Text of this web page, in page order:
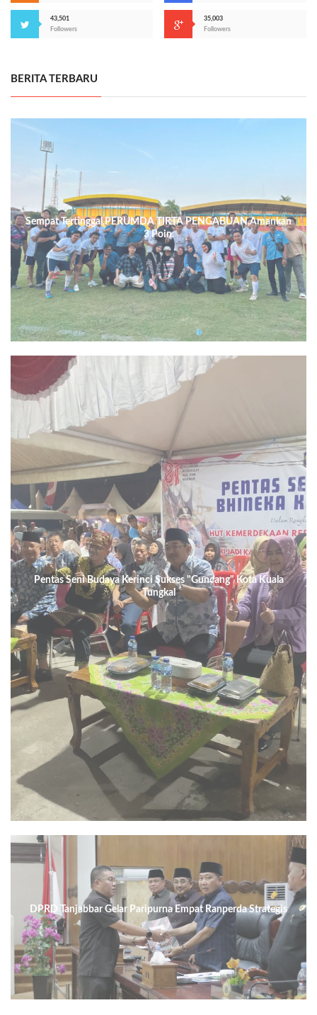
43,501
Followers
35,003
Followers
BERITA TERBARU
Sempat Tertinggal,PERUMDA TIRTA PENGABUAN,Amankan
3 Poin.
Pentas Seni Budaya Kerinci Sukses "Guncang" Kota Kuala
Tungkal
DPRD Tanjabbar Gelar Paripurna Empat Ranperda Strategis